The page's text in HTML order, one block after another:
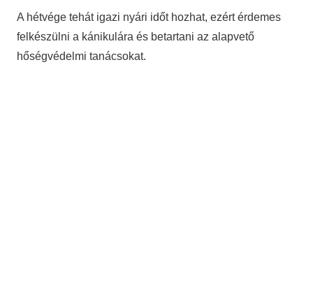
A hétvége tehát igazi nyári időt hozhat, ezért érdemes
felkészülni a kánikulára és betartani az alapvető
hőségvédelmi tanácsokat.